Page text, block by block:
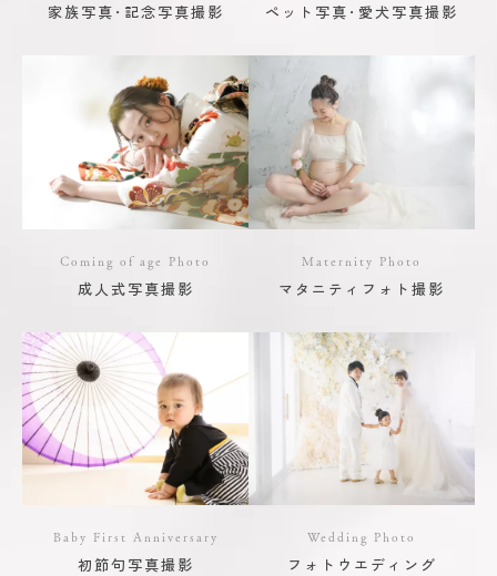
家族写真･記念写真撮影 ペット写真･愛犬写真撮影
Coming of age Photo
成人式写真撮影
Maternity Photo
マタニティフォト撮影
Baby First Anniversary
初節句写真撮影
Wedding Photo
フォトウエディング